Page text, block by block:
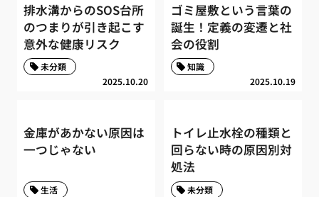
排水溝からのSOS台所
のつまりが引き起こす
意外な健康リスク
2025.10.20
未分類
ゴミ屋敷という言葉の
誕生！定義の変遷と社
会の役割
2025.10.19
知識
金庫があかない原因は
一つじゃない
生活
トイレ止水栓の種類と
回らない時の原因別対
処法
未分類